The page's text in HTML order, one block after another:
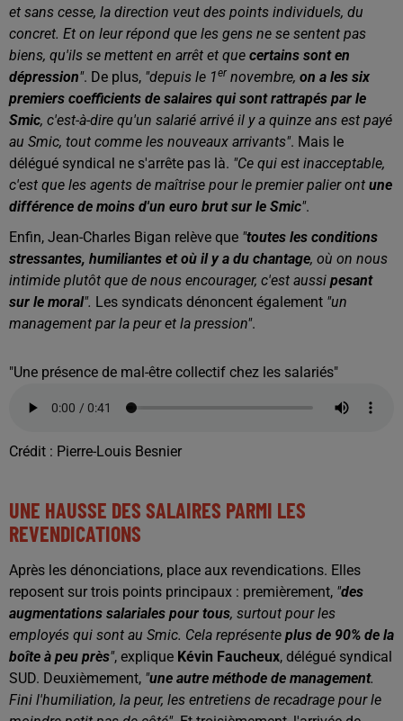
et sans cesse, la direction veut des points individuels, du
concret. Et on leur répond que les gens ne se sentent pas
biens, qu'ils se mettent en arrêt et que certains sont en
dépression". De plus, "depuis le 1er novembre, on a les six
premiers coefficients de salaires qui sont rattrapés par le
Smic, c'est-à-dire qu'un salarié arrivé il y a quinze ans est payé
au Smic, tout comme les nouveaux arrivants". Mais le
délégué syndical ne s'arrête pas là. "Ce qui est inacceptable,
c'est que les agents de maîtrise pour le premier palier ont une
différence de moins d'un euro brut sur le Smic".
Enfin, Jean-Charles Bigan relève que "toutes les conditions
stressantes, humiliantes et où il y a du chantage, où on nous
intimide plutôt que de nous encourager, c'est aussi pesant
sur le moral". Les syndicats dénoncent également "un
management par la peur et la pression".
"Une présence de mal-être collectif chez les salariés"
Crédit : Pierre-Louis Besnier
UNE HAUSSE DES SALAIRES PARMI LES
REVENDICATIONS
Après les dénonciations, place aux revendications. Elles
reposent sur trois points principaux : premièrement, "des
augmentations salariales pour tous, surtout pour les
employés qui sont au Smic. Cela représente plus de 90% de la
boîte à peu près", explique Kévin Faucheux, délégué syndical
SUD. Deuxièmement, "une autre méthode de management.
Fini l'humiliation, la peur, les entretiens de recadrage pour le